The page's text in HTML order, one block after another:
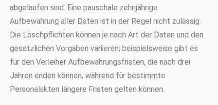
abgelaufen sind. Eine pauschale zehnjährige
Aufbewahrung aller Daten ist in der Regel nicht zulässig.
Die Löschpflichten können je nach Art der Daten und den
gesetzlichen Vorgaben variieren; beispielsweise gibt es
für den Verleiher Aufbewahrungsfristen, die nach drei
Jahren enden können, während für bestimmte
Personalakten längere Fristen gelten können.